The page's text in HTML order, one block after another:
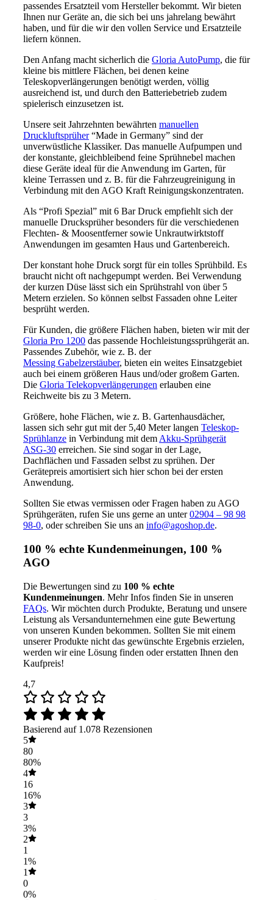
passendes Ersatzteil vom Hersteller bekommt. Wir bieten
Ihnen nur Geräte an, die sich bei uns jahrelang bewährt
haben, und für die wir den vollen Service und Ersatzteile
liefern können.
Den Anfang macht sicherlich die Gloria AutoPump, die für
kleine bis mittlere Flächen, bei denen keine
Teleskopverlängerungen benötigt werden, völlig
ausreichend ist, und durch den Batteriebetrieb zudem
spielerisch einzusetzen ist.
Unsere seit Jahrzehnten bewährten manuellen
Druckluftsprüher“Made in Germany” sind der
unverwüstliche Klassiker. Das manuelle Aufpumpen und
der konstante, gleichbleibend feine Sprühnebel machen
diese Geräte ideal für die Anwendung im Garten, für
kleine Terrassen und z. B. für die Fahrzeugreinigung in
Verbindung mit den AGO Kraft Reinigungskonzentraten.
Als “Profi Spezial” mit 6 Bar Druck empfiehlt sich der
manuelle Drucksprüher besonders für die verschiedenen
Flechten- & Moosentferner sowie Unkrautwirktstoff
Anwendungen im gesamten Haus und Gartenbereich.
Der konstant hohe Druck sorgt für ein tolles Sprühbild. Es
braucht nicht oft nachgepumpt werden. Bei Verwendung
der kurzen Düse lässt sich ein Sprühstrahl von über 5
Metern erzielen. So können selbst Fassaden ohne Leiter
besprüht werden.
Für Kunden, die größere Flächen haben, bieten wir mit der
Gloria Pro 1200 das passende Hochleistungssprühgerät an.
Passendes Zubehör, wie z. B. der
Messing Gabelzerstäuber, bieten ein weites Einsatzgebiet
auch bei einem größeren Haus und/oder großem Garten.
Die Gloria Telekopverlängerungen erlauben eine
Reichweite bis zu 3 Metern.
Größere, hohe Flächen, wie z. B. Gartenhausdächer,
lassen sich sehr gut mit der 5,40 Meter langen Teleskop-
Sprühlanze in Verbindung mit dem Akku-Sprühgerät
ASG-30 erreichen. Sie sind sogar in der Lage,
Dachflächen und Fassaden selbst zu sprühen. Der
Gerätepreis amortisiert sich hier schon bei der ersten
Anwendung.
Sollten Sie etwas vermissen oder Fragen haben zu AGO
Sprühgeräten, rufen Sie uns gerne an unter02904 – 98 98
98-0, oder schreiben Sie uns an info@agoshop.de.
100 % echte Kundenmeinungen, 100 %
AGO
Die Bewertungen sind zu 100 % echte
Kundenmeinungen. Mehr Infos finden Sie in unseren
FAQs. Wir möchten durch Produkte, Beratung und unsere
Leistung als Versandunternehmen eine gute Bewertung
von unseren Kunden bekommen. Sollten Sie mit einem
unserer Produkte nicht das gewünschte Ergebnis erzielen,
werden wir eine Lösung finden oder erstatten Ihnen den
Kaufpreis!
4,7
Basierend auf 1.078 Rezensionen
5
80
80%
4
16
16%
3
3
3%
2
1
1%
1
0
0%